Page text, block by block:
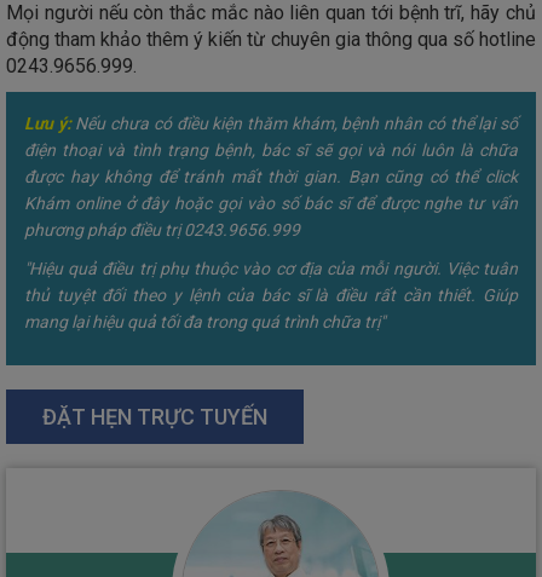
Mọi người nếu còn thắc mắc nào liên quan tới bệnh trĩ, hãy chủ
động tham khảo thêm ý kiến từ chuyên gia thông qua số hotline
0243.9656.999.
Lưu ý:Nếu chưa có điều kiện thăm khám, bệnh nhân có thể lại số
điện thoại và tình trạng bệnh, bác sĩ sẽ gọi và nói luôn là chữa
được hay không để tránh mất thời gian. Bạn cũng có thể click
Khám online ở đây hoặc gọi vào số bác sĩ để được nghe tư vấn
phương pháp điều trị 0243.9656.999
"Hiệu quả điều trị phụ thuộc vào cơ địa của mỗi người. Việc tuân
thủ tuyệt đối theo y lệnh của bác sĩ là điều rất cần thiết. Giúp
mang lại hiệu quả tối đa trong quá trình chữa trị"
ĐẶT HẸN TRỰC TUYẾN